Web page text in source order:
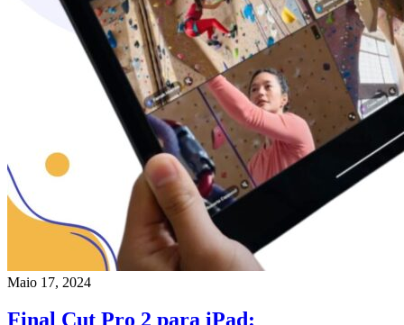
Maio 17, 2024
Final Cut Pro 2 para iPad: